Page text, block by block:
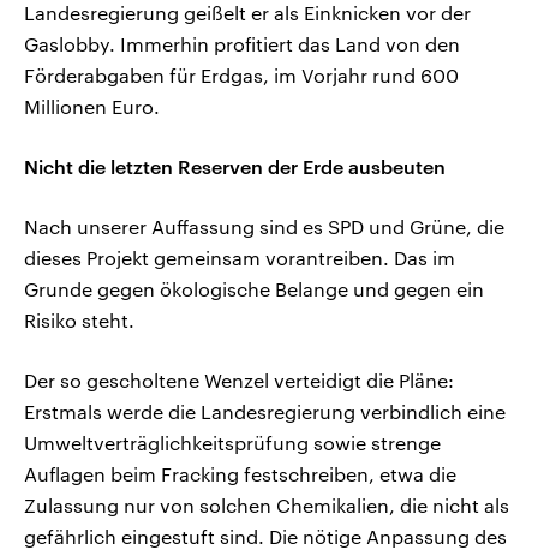
Landesregierung geißelt er als Einknicken vor der
Gaslobby. Immerhin profitiert das Land von den
Förderabgaben für Erdgas, im Vorjahr rund 600
Millionen Euro.
Nicht die letzten Reserven der Erde ausbeuten
Nach unserer Auffassung sind es SPD und Grüne, die
dieses Projekt gemeinsam vorantreiben. Das im
Grunde gegen ökologische Belange und gegen ein
Risiko steht.
Der so gescholtene Wenzel verteidigt die Pläne:
Erstmals werde die Landesregierung verbindlich eine
Umweltverträglichkeitsprüfung sowie strenge
Auflagen beim Fracking festschreiben, etwa die
Zulassung nur von solchen Chemikalien, die nicht als
gefährlich eingestuft sind. Die nötige Anpassung des